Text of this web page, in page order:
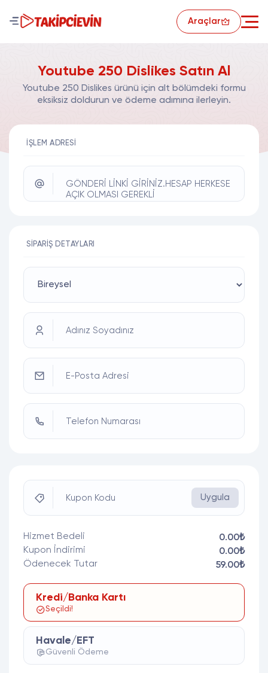
Araçlar
Youtube 250 Dislikes Satın Al
Youtube 250 Dislikes ürünü için alt bölümdeki formu
eksiksiz doldurun ve ödeme adımına ilerleyin.
İŞLEM ADRESI
GÖNDERİ LİNKİ GİRİNİZ.HESAP HERKESE
AÇIK OLMASI GEREKLİ
SIPARIŞ DETAYLARI
Adınız Soyadınız
E-Posta Adresi
Telefon Numarası
Kupon Kodu Uygula
Hizmet Bedeli
0.00₺
Kupon İndirimi
0.00₺
Ödenecek Tutar
59.00₺
Kredi/Banka Kartı
Seçildi!
Havale/EFT
Güvenli Ödeme